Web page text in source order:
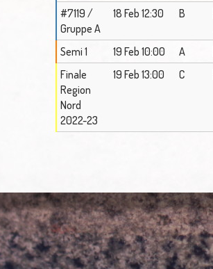
#7119 /
Gruppe A
18 Feb 12:30 B
Semi 1 19 Feb 10:00 A
Finale
Region
Nord
2022-23
19 Feb 13:00 C